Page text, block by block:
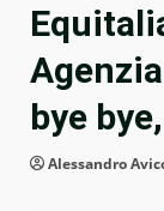
bye
Alessandro